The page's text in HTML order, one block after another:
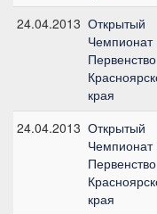
24.04.2013 Открытый
Чемпионат
Первенство
края
24.04.2013 Открытый
Чемпионат
Первенство
края